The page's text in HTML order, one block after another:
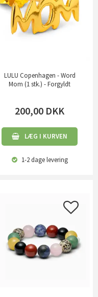
LULU Copenhagen - Word
Mom (1 stk.) - Forgyldt
200,00 DKK
LÆG I KURVEN
1-2 dagelevering